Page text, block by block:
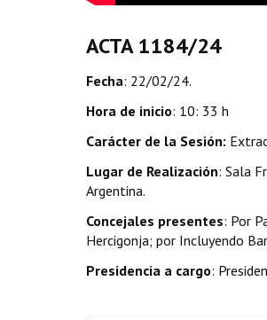
ACTA 1184/24
Fecha: 22/02/24.
Hora de inicio: 10: 33 h
Carácter de la Sesión:
Lugar de Realización: Sala
Argentina.
Concejales presentes: Por
Hercigonja; por Incluyendo
Presidencia a cargo: